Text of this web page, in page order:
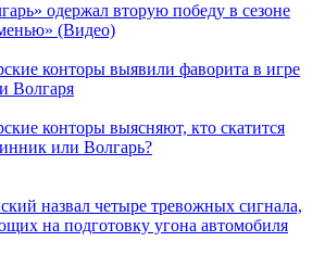
одержал вторую победу в сезоне
(Видео)
конторы выявили фаворита в игре
Волгаря
конторы выясняют, кто скатится
или Волгарь?
назвал четыре тревожных сигнала,
на подготовку угона автомобиля